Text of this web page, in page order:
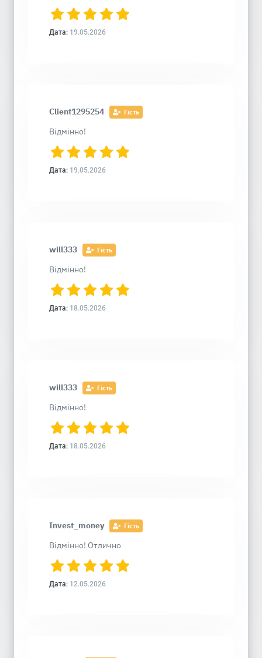
Дата: 19.05.2026
Client1295254 Гість
Відмінно!
Дата: 19.05.2026
will333 Гість
Відмінно!
Дата: 18.05.2026
will333 Гість
Відмінно!
Дата: 18.05.2026
Invest_money Гість
Відмінно! Отлично
Дата: 12.05.2026